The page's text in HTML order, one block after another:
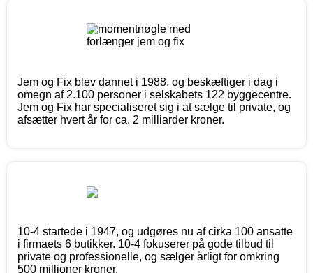
Jem og Fix blev dannet i 1988, og beskæftiger i dag i
omegn af 2.100 personer i selskabets 122 byggecentre.
Jem og Fix har specialiseret sig i at sælge til private, og
afsætter hvert år for ca. 2 milliarder kroner.
10-4 startede i 1947, og udgøres nu af cirka 100 ansatte
i firmaets 6 butikker. 10-4 fokuserer på gode tilbud til
private og professionelle, og sælger årligt for omkring
500 millioner kroner.